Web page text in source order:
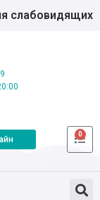
слабовидящих
0